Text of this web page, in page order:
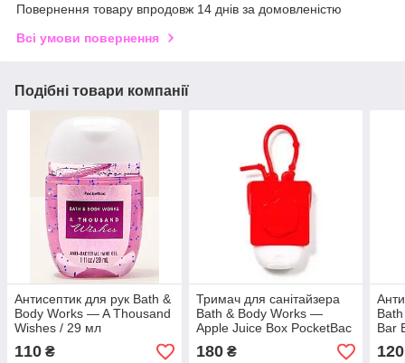
Повернення товару впродовж 14 днів за домовленістю
Всі умови повернення
Подібні товари компанії
Антисептик для рук Bath &
Body Works — A Thousand
Wishes / 29 мл
110 ₴
Тримач для санітайзера
Bath & Body Works —
Apple Juice Box PocketBac
Holder
180₴
Bar
120